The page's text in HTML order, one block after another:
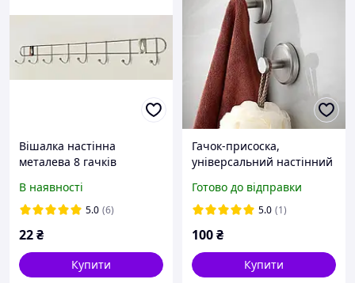
Вішалка настінна
металева 8 гачків
В наявності
5.0 (6)
22₴
Купити
Гачок-присоска,
універсальний настінний
нержавіючої сталі,
вакуумна вішалка,
0771
Готово до відправки
5.0 (1)
100₴
Купити